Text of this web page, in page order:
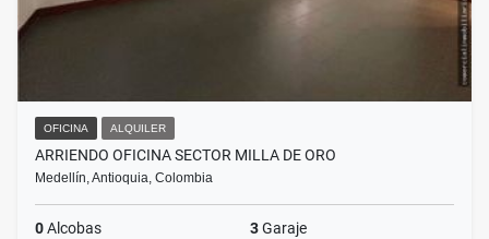
OFICINA ALQUILER
ARRIENDO OFICINA SECTOR MILLA DE ORO
Medellín, Antioquia, Colombia
0Alcobas 3Garaje